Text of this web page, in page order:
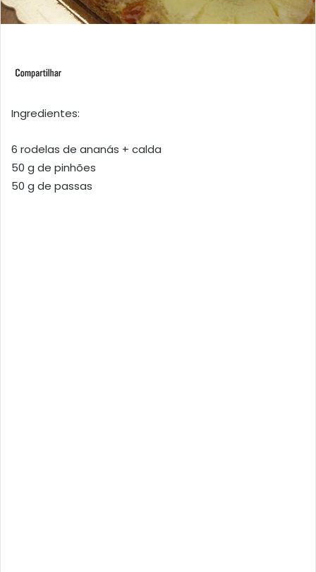
Ingredientes:
6 rodelas de ananás + calda
50 g de pinhões
50 g de passas